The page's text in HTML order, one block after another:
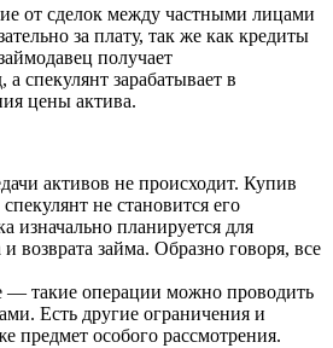
от сделок между частными лицами
за плату, так же как кредиты
получает
спекулянт зарабатывает в
цены актива.
активов не происходит. Купив
не становится его
изначально планируется для
возврата займа. Образно говоря, все
— такие операции можно проводить
Есть другие ограничения и
предмет особого рассмотрения.